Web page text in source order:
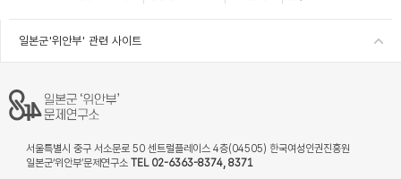
일본군'위안부' 관련 사이트
서울특별시 중구 서소문로 50 센트럴플레이스 4층(04505) 한국여성인권진흥원
일본군‘위안부’문제연구소 TEL 02-6363-8374, 8371